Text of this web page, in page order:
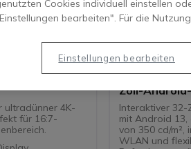
65''
ultradünner 4K-
für 16:7-
Philips
Zoll-
Touchscreen
Interaktiver 32-
mit Android 13,
von 350 cd/m²,
WLAN und
Cookies individuell einstellen
bearbeiten". Für die
Einstellungen bearbeiten